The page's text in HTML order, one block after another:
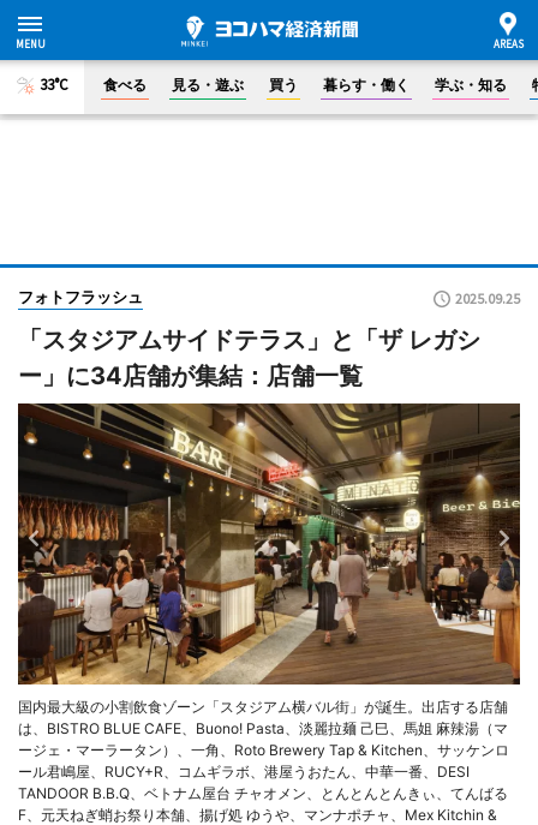
33°C 食べる 見る・遊ぶ 買う 暮らす・働く 学ぶ・知る
フォトフラッシュ 2025.09.25
「スタジアムサイドテラス」と「ザ レガシ
ー」に34店舗が集結：店舗一覧
国内最大級の小割飲食ゾーン「スタジアム横バル街」が誕生。出店する店舗
は、BISTRO BLUE CAFE、Buono! Pasta、淡麗拉麺 己巳、馬姐 麻辣湯（マ
ージェ・マーラータン）、一角、Roto Brewery Tap & Kitchen、サッケンロ
ール君嶋屋、RUCY+R、コムギラボ、港屋うおたん、中華一番、DESI
TANDOOR B.B.Q、ベトナム屋台 チャオメン、とんとんとんきぃ、てんばる
F、元天ねぎ蛸お祭り本舗、揚げ処 ゆうや、マンナポチャ、Mex Kitchin &